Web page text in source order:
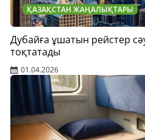
ҚАЗАҚСТАН ЖАҢАЛЫҚТАРЫ
Дубайға ұшатын рейстер
тоқтатады
01.04.2026